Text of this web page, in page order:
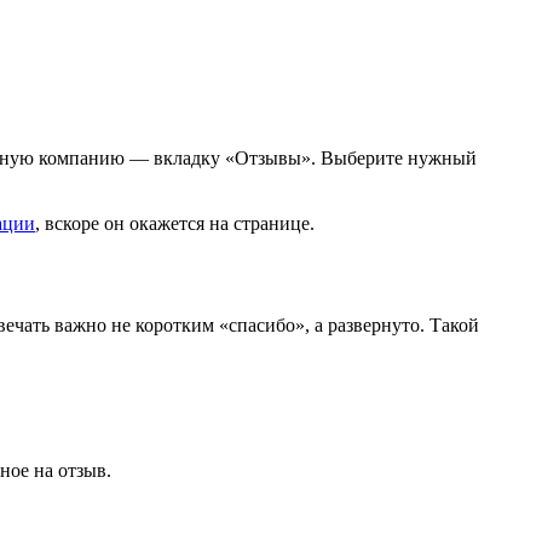
компанию — вкладку «Отзывы». Выберите нужный
, вскоре он окажется на странице.
важно не коротким «спасибо», а развернуто. Такой
на отзыв.